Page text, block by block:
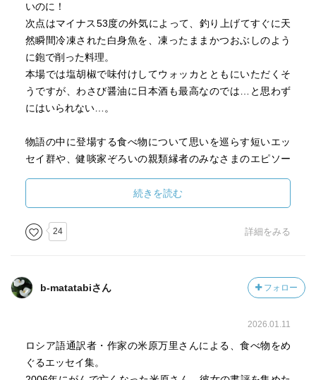
いのに！
次点はマイナス53度の外気によって、釣り上げてすぐに天
然瞬間冷凍された白身魚を、凍ったままかつおぶしのよう
に鉋で削った料理。
本場では塩胡椒で味付けしてウォッカとともにいただくそ
うですが、わさび醤油に日本酒も最高なのでは…と思わず
にはいられない…。
物語の中に登場する食べ物について思いを巡らす短いエッ
セイ群や、健啖家ぞろいの親類縁者のみなさまのエピソー
続きを読む
24 詳細をみる
b-matatabiさん フォロー
2026.01.11
ロシア語通訳者・作家の米原万里さんによる、食べ物をめ
ぐるエッセイ集。